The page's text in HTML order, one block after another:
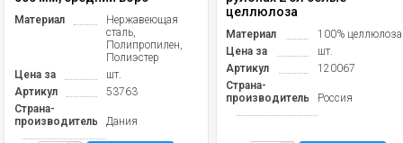
Материал
Нержавеющая
сталь,
Полипропилен,
Полиэстер
Цена за
шт.
Артикул
53763
Страна-
производитель
Дания
целлюлоза
Материал
100% целлюлоза
Цена за
шт.
Артикул
120067
Страна-
производитель
Россия